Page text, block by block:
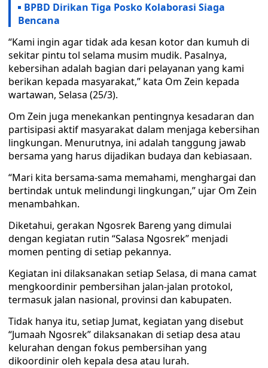
BPBD Dirikan Tiga Posko Kolaborasi Siaga
Bencana
“Kami ingin agar tidak ada kesan kotor dan kumuh di
sekitar pintu tol selama musim mudik. Pasalnya,
kebersihan adalah bagian dari pelayanan yang kami
berikan kepada masyarakat,” kata Om Zein kepada
wartawan, Selasa (25/3).
Om Zein juga menekankan pentingnya kesadaran dan
partisipasi aktif masyarakat dalam menjaga kebersihan
lingkungan. Menurutnya, ini adalah tanggung jawab
bersama yang harus dijadikan budaya dan kebiasaan.
“Mari kita bersama-sama memahami, menghargai dan
bertindak untuk melindungi lingkungan,” ujar Om Zein
menambahkan.
Diketahui, gerakan Ngosrek Bareng yang dimulai
dengan kegiatan rutin “Salasa Ngosrek” menjadi
momen penting di setiap pekannya.
Kegiatan ini dilaksanakan setiap Selasa, di mana camat
mengkoordinir pembersihan jalan-jalan protokol,
termasuk jalan nasional, provinsi dan kabupaten.
Tidak hanya itu, setiap Jumat, kegiatan yang disebut
“Jumaah Ngosrek” dilaksanakan di setiap desa atau
kelurahan dengan fokus pembersihan yang
dikoordinir oleh kepala desa atau lurah.